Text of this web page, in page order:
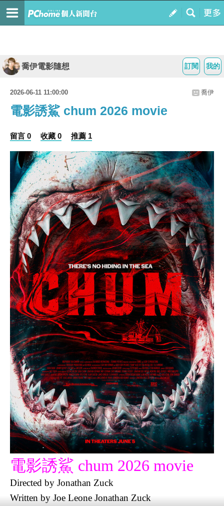
我的
訂閱
喬伊電影隨想
2026-06-11 11:00:00 喬伊
電影誘鯊 chum 2026 movie
留言 0 收藏 0 推薦 1
電影誘鯊 chum 2026 movie
Directed by Jonathan Zuck
Written by Joe Leone Jonathan Zuck